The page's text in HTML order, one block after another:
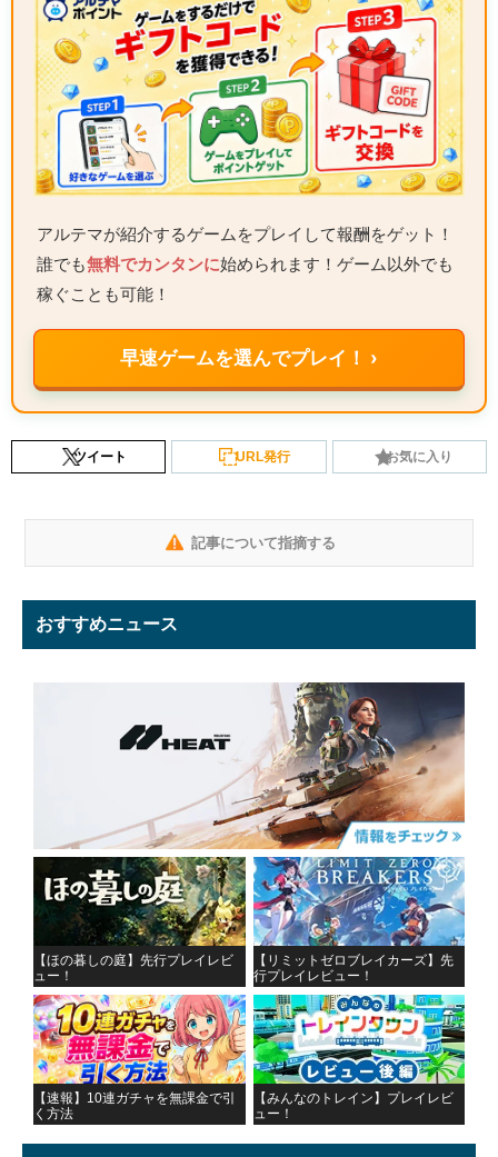
アルテマが紹介するゲームをプレイして報酬をゲット！
誰でも無料でカンタンに始められます！ゲーム以外でも
稼ぐことも可能！
早速ゲームを選んでプレイ！ ›
ツイート URL発行 お気に入り
記事について指摘する
おすすめニュース
【ほの暮しの庭】先行プレイレビ
ュー！
【リミットゼロブレイカーズ】先
行プレイレビュー！
【速報】10連ガチャを無課金で引
く方法
【みんなのトレイン】プレイレビ
ュー！